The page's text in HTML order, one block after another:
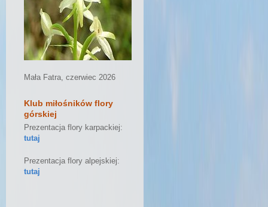
Mała Fatra, czerwiec 2026
Klub miłośników flory
górskiej
Prezentacja flory karpackiej:
tutaj
Prezentacja flory alpejskiej:
tutaj